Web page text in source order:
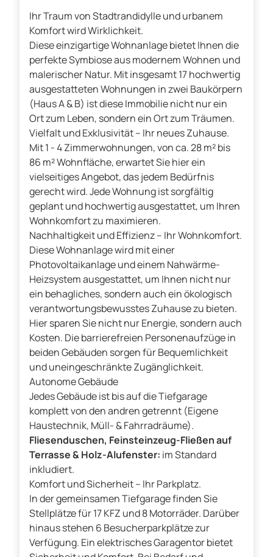
Ihr Traum von Stadtrandidylle und urbanem
Komfort wird Wirklichkeit.
Diese einzigartige Wohnanlage bietet Ihnen die
perfekte Symbiose aus modernem Wohnen und
malerischer Natur. Mit insgesamt 17 hochwertig
ausgestatteten Wohnungen in zwei Baukörpern
(Haus A & B) ist diese Immobilie nicht nur ein
Ort zum Leben, sondern ein Ort zum Träumen.
Vielfalt und Exklusivität – Ihr neues Zuhause.
Mit 1 - 4 Zimmerwohnungen, von ca. 28 m² bis
86 m² Wohnfläche, erwartet Sie hier ein
vielseitiges Angebot, das jedem Bedürfnis
gerecht wird. Jede Wohnung ist sorgfältig
geplant und hochwertig ausgestattet, um Ihren
Wohnkomfort zu maximieren.
Nachhaltigkeit und Effizienz – Ihr Wohnkomfort.
Diese Wohnanlage wird mit einer
Photovoltaikanlage und einem Nahwärme-
Heizsystem ausgestattet, um Ihnen nicht nur
ein behagliches, sondern auch ein ökologisch
verantwortungsbewusstes Zuhause zu bieten.
Hier sparen Sie nicht nur Energie, sondern auch
Kosten. Die barrierefreien Personenaufzüge in
beiden Gebäuden sorgen für Bequemlichkeit
und uneingeschränkte Zugänglichkeit.
Autonome Gebäude
Jedes Gebäude ist bis auf die Tiefgarage
komplett von den andren getrennt (Eigene
Haustechnik, Müll- & Fahrradräume).
Fliesenduschen, Feinsteinzeug-Fließen auf
Terrasse & Holz-Alufenster: im Standard
inkludiert.
Komfort und Sicherheit – Ihr Parkplatz.
In der gemeinsamen Tiefgarage finden Sie
Stellplätze für 17 KFZ und 8 Motorräder. Darüber
hinaus stehen 6 Besucherparkplätze zur
Verfügung. Ein elektrisches Garagentor bietet